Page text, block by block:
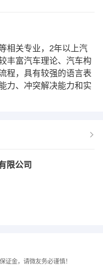
相关专业，2年以上汽
丰富汽车理论、汽车构
程，具有较强的语言表
力、冲突解决能力和实
限公司
证金，请微友务必谨慎！